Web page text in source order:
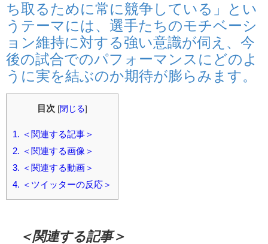
ち取るために常に競争している」とい
うテーマには、選手たちのモチベーシ
ョン維持に対する強い意識が伺え、今
後の試合でのパフォーマンスにどのよ
うに実を結ぶのか期待が膨らみます。
目次 [閉じる]
1. ＜関連する記事＞
2. ＜関連する画像＞
3. ＜関連する動画＞
4. ＜ツイッターの反応＞
＜関連する記事＞